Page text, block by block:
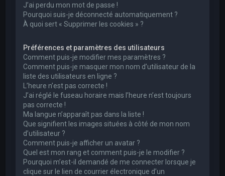
J’ai perdu mon mot de passe !
Pourquoi suis-je déconnecté automatiquement ?
À quoi sert « Supprimer les cookies » ?
Préférences et paramètres des utilisateurs
Comment puis-je modifier mes paramètres ?
Comment puis-je masquer mon nom d’utilisateur de la
liste des utilisateurs en ligne ?
L’heure n’est pas correcte !
J’ai réglé le fuseau horaire mais l’heure n’est toujours
pas correcte !
Ma langue n’apparaît pas dans la liste !
Que signifient les images situées à côté de mon nom
d’utilisateur ?
Comment puis-je afficher un avatar ?
Quel est mon rang et comment puis-je le modifier ?
Pourquoi m’est-il demandé de me connecter lorsque je
clique sur le lien de courrier électronique d’un